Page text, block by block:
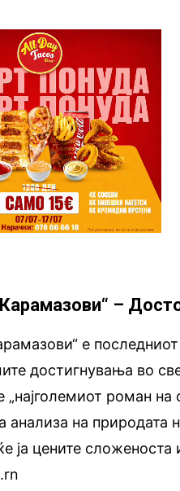
–
е
достигнувања во
„најголемиот роман
анализа на природата
ја цените